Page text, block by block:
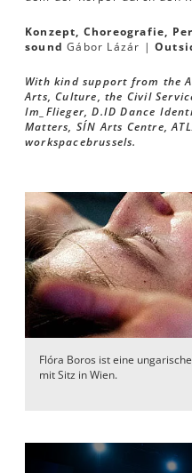
Konzept, Choreografie,
sound Gábor Lázár |
With kind support from the
Arts, Culture, the Civil
Im_Flieger, D.ID Dance
Matters, SÍN Arts Centre,
workspacebrussels.
Flóra Boros ist eine
mit Sitz in Wien.